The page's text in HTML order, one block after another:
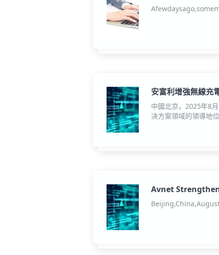
安富利增強無線
中國北京，2025年8
決方案領域的領導地
Avnet